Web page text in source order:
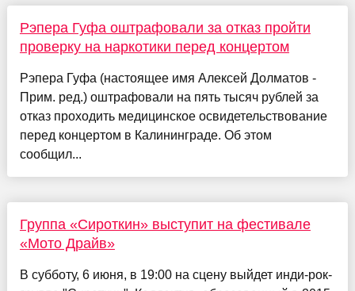
Рэпера Гуфа оштрафовали за отказ пройти
проверку на наркотики перед концертом
Рэпера Гуфа (настоящее имя Алексей Долматов -
Прим. ред.) оштрафовали на пять тысяч рублей за
отказ проходить медицинское освидетельствование
перед концертом в Калининграде. Об этом
сообщил...
Группа «Сироткин» выступит на фестивале
«Мото Драйв»
В субботу, 6 июня, в 19:00 на сцену выйдет инди-рок-